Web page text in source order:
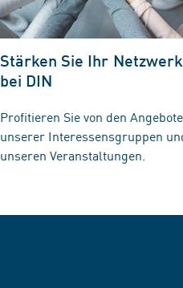
Stärken Sie Ihr Netzwerk
bei DIN
Profitieren Sie von den
unserer Interessensgruppen
unseren Veranstaltungen.